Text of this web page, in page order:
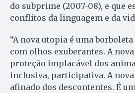
do subprime (2007-08), e que
conflitos da linguagem e da
“A nova utopia é uma
com olhos exuberantes. A
proteção implacável dos
inclusiva, participativa. A
afinado dos descontentes. É